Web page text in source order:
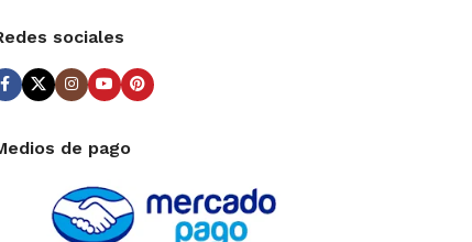
sociales
de pago